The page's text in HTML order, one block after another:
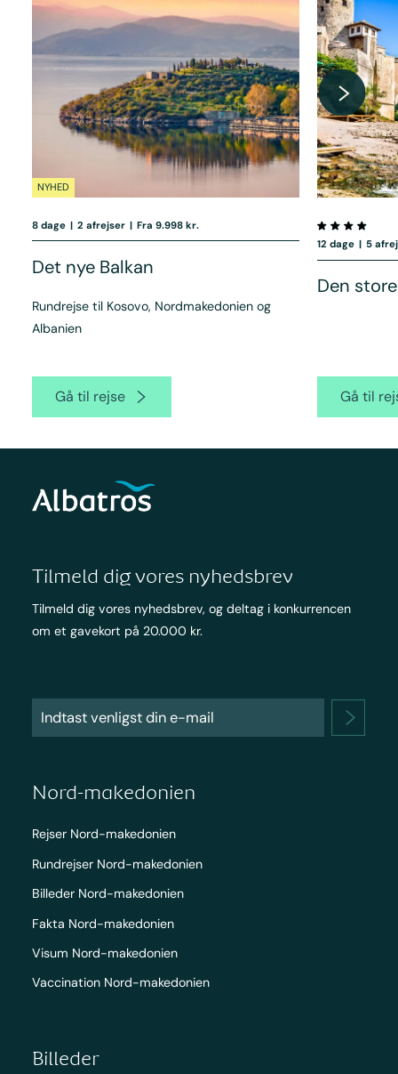
NYHED
8 dage | 2 afrejser | Fra 9.998 kr.
Det nye Balkan
Rundrejse til Kosovo, Nordmakedonien og
Albanien
Gå til rejse
12 dage | 5
Den
Gå til
Tilmeld dig vores nyhedsbrev
Tilmeld dig vores nyhedsbrev, og deltag i konkurrencen
om et gavekort på 20.000 kr.
Nord-makedonien
Rejser Nord-makedonien
Rundrejser Nord-makedonien
Billeder Nord-makedonien
Fakta Nord-makedonien
Visum Nord-makedonien
Vaccination Nord-makedonien
Billeder